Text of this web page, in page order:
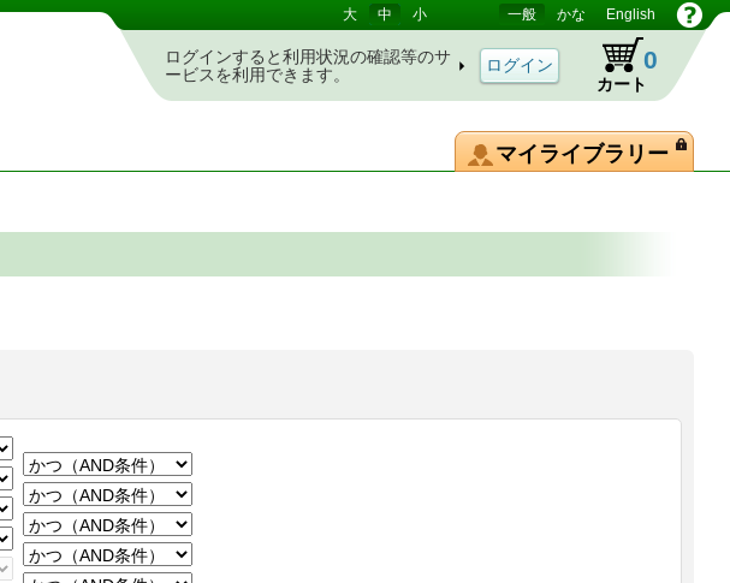
大 中 小 一般 かな English
ログインすると利用状況の確認等のサ
ービスを利用できます。
カート
0
マイライブラリー